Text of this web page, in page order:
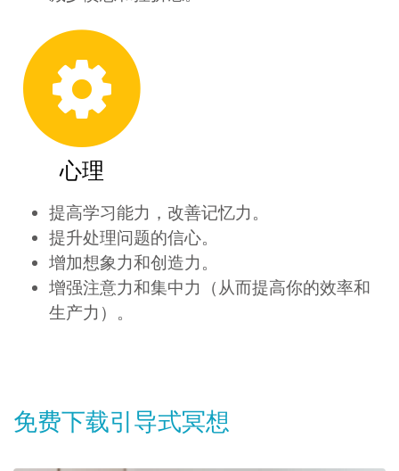
心理
提高学习能力，改善记忆力。
提升处理问题的信心。
增加想象力和创造力。
增强注意力和集中力（从而提高你的效率和
生产力）。
免费下载引导式冥想